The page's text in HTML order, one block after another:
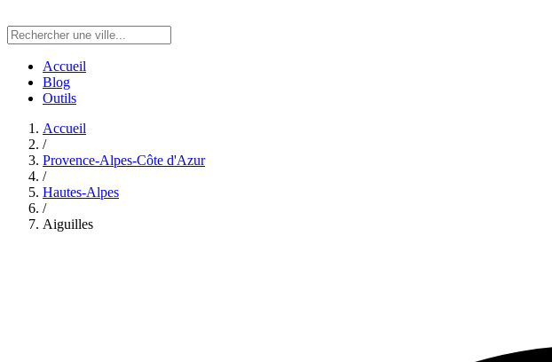
Accueil
Blog
Outils
Accueil
/
Provence-Alpes-Côte d'Azur
/
Hautes-Alpes
/
Aiguilles